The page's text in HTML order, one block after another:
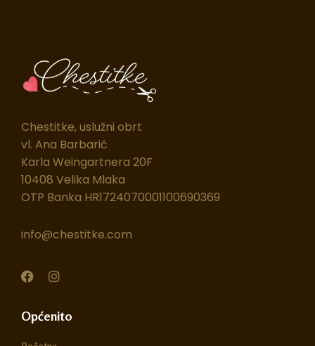
Chestitke, uslužni obrt
vl. Ana Barbarić
Karla Weingartnera 20F
10408 Velika Mlaka
OTP Banka HR1724070001100690369
info@chestitke.com
F
e
b
I
t
Općenito